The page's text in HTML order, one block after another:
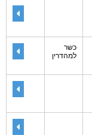
כשר
למהדרין